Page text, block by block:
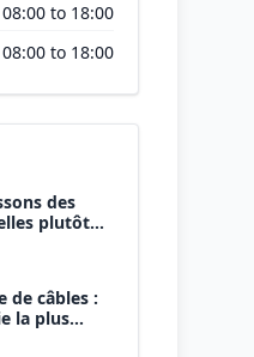
08:00 to 18:00
08:00 to 18:00
des
plutôt
de câbles :
la plus